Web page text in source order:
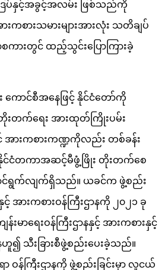
ပ်နှင့်အခွင့်အလမ်း ဖြစ်သည်ကို
းကစားသမားများအားလုံး သတိချပ်
စကားတွင် ထည့်သွင်းပြောကြားခဲ့
ကောင်စီအနေဖြင့် နိုင်ငံတော်ကို
းတက်ရေး အားထုတ်ကြိုးပမ်း
ားကစားကဏ္ဍကိုလည်း တစ်ခန်း
င်ငံတကာအဆင့်မီဖွံ့ဖြိုး တိုးတက်စေ
င်ရွက်လျက်ရှိသည်။ ယခင်က ဖွဲ့စည်း
အားကစားဝန်ကြီးဌာနကို ၂၀၂၁ ခု
မာရေးဝန်ကြီးဌာနနှင့် အားကစားနှင့်
ဟူ၍ သီးခြားစီဖွဲ့စည်းပေးခဲ့သည်။
ဝန်ကြီးဌာနကို ဖွဲ့စည်းခြင်းမှာ လူငယ်